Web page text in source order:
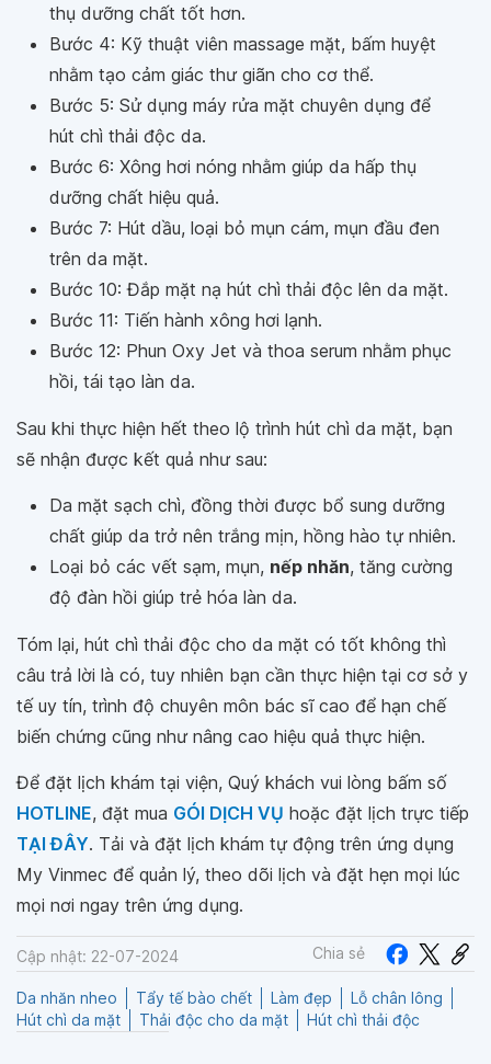
thụ dưỡng chất tốt hơn.
Bước 4: Kỹ thuật viên massage mặt, bấm huyệt
nhằm tạo cảm giác thư giãn cho cơ thể.
Bước 5: Sử dụng máy rửa mặt chuyên dụng để
hút chì thải độc da.
Bước 6: Xông hơi nóng nhằm giúp da hấp thụ
dưỡng chất hiệu quả.
Bước 7: Hút dầu, loại bỏ mụn cám, mụn đầu đen
trên da mặt.
Bước 10: Đắp mặt nạ hút chì thải độc lên da mặt.
Bước 11: Tiến hành xông hơi lạnh.
Bước 12: Phun Oxy Jet và thoa serum nhằm phục
hồi, tái tạo làn da.
Sau khi thực hiện hết theo lộ trình hút chì da mặt, bạn
sẽ nhận được kết quả như sau:
Da mặt sạch chì, đồng thời được bổ sung dưỡng
chất giúp da trở nên trắng mịn, hồng hào tự nhiên.
Loại bỏ các vết sạm, mụn, nếp nhăn, tăng cường
độ đàn hồi giúp trẻ hóa làn da.
Tóm lại, hút chì thải độc cho da mặt có tốt không thì
câu trả lời là có, tuy nhiên bạn cần thực hiện tại cơ sở y
tế uy tín, trình độ chuyên môn bác sĩ cao để hạn chế
biến chứng cũng như nâng cao hiệu quả thực hiện.
Để đặt lịch khám tại viện, Quý khách vui lòng bấm số
HOTLINE, đặt mua GÓI DỊCH VỤ hoặc đặt lịch trực tiếp
TẠI ĐÂY. Tải và đặt lịch khám tự động trên ứng dụng
My Vinmec để quản lý, theo dõi lịch và đặt hẹn mọi lúc
mọi nơi ngay trên ứng dụng.
Cập nhật: 22-07-2024 Chia sẻ
Da nhăn nheo Tẩy tế bào chết Làm đẹp
Lỗ chân lông
Hút chì da mặt
Thải độc cho da mặt Hút chì thải độc